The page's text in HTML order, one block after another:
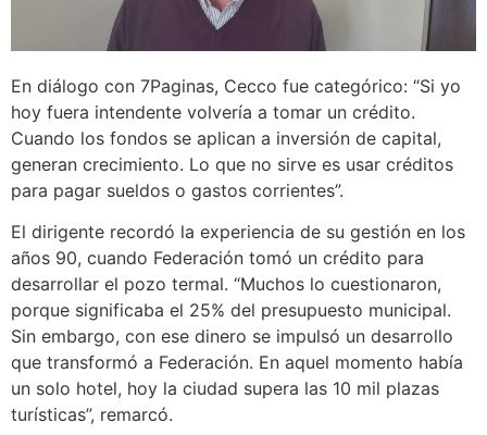
En diálogo con 7Paginas, Cecco fue categórico: “Si yo
hoy fuera intendente volvería a tomar un crédito.
Cuando los fondos se aplican a inversión de capital,
generan crecimiento. Lo que no sirve es usar créditos
para pagar sueldos o gastos corrientes”.
El dirigente recordó la experiencia de su gestión en los
años 90, cuando Federación tomó un crédito para
desarrollar el pozo termal. “Muchos lo cuestionaron,
porque significaba el 25% del presupuesto municipal.
Sin embargo, con ese dinero se impulsó un desarrollo
que transformó a Federación. En aquel momento había
un solo hotel, hoy la ciudad supera las 10 mil plazas
turísticas”, remarcó.